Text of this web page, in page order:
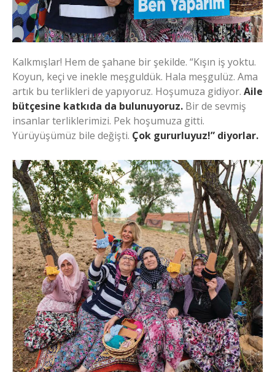
Kalkmışlar! Hem de şahane bir şekilde. “Kışın iş yoktu.
Koyun, keçi ve inekle meşguldük. Hala meşgulüz. Ama
artık bu terlikleri de yapıyoruz. Hoşumuza gidiyor. Aile
bütçesine katkıda da bulunuyoruz. Bir de sevmiş
insanlar terliklerimizi. Pek hoşumuza gitti.
Yürüyüşümüz bile değişti. Çok gururluyuz!” diyorlar.